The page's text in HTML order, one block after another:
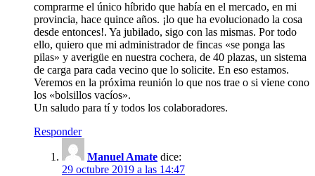
comprarme el único híbrido que había en el mercado, en mi
provincia, hace quince años. ¡lo que ha evolucionado la cosa
desde entonces!. Ya jubilado, sigo con las mismas. Por todo
ello, quiero que mi administrador de fincas «se ponga las
pilas» y averigüe en nuestra cochera, de 40 plazas, un sistema
de carga para cada vecino que lo solicite. En eso estamos.
Veremos en la próxima reunión lo que nos trae o si viene cono
los «bolsillos vacíos».
Un saludo para tí y todos los colaboradores.
Responder
Manuel Amate dice:
29 octubre 2019 a las 14:47